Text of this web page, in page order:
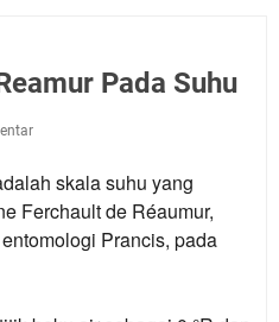
Pada Suhu
skala suhu yang
Ferchault de Réaumur,
Prancis, pada